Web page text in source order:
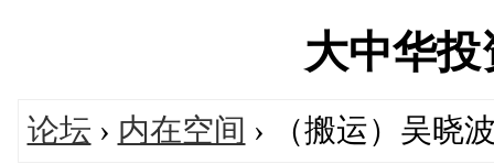
大中华
论坛 › 内在空间 › （搬运）吴晓